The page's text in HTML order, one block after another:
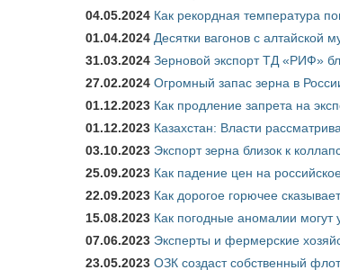
04.05.2024 Как рекордная температура
01.04.2024 Десятки вагонов с алтайской
31.03.2024 Зерновой экспорт ТД «РИФ»
27.02.2024 Огромный запас зерна в
01.12.2023 Как продление запрета на
01.12.2023 Казахстан: Власти
03.10.2023 Экспорт зерна близок к
25.09.2023 Как падение цен на
22.09.2023 Как дорогое горючее
15.08.2023 Как погодные аномалии
07.06.2023 Эксперты и фермерские
23.05.2023 ОЗК создаст собственный